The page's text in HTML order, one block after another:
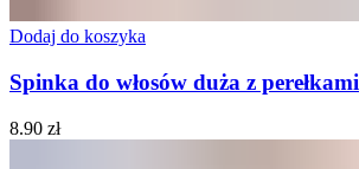
Dodaj do koszyka
Spinka do włosów duża z perełkami
8.90 zł